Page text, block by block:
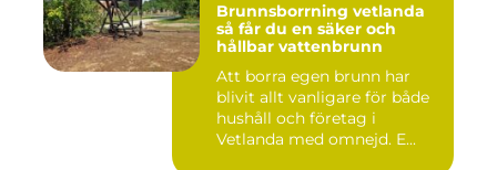
Brunnsborrning vetlanda
så får du en säker och
hållbar vattenbrunn
Att borra egen brunn har
blivit allt vanligare för både
hushåll och företag i
Vetlanda med omnejd. E...